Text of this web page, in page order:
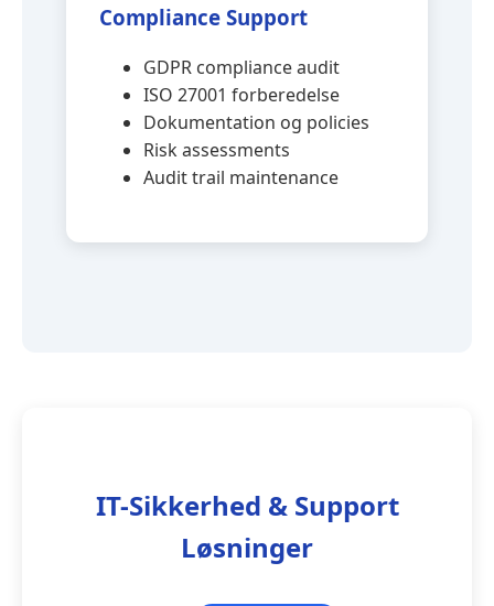
Compliance Support
GDPR compliance audit
ISO 27001 forberedelse
Dokumentation og policies
Risk assessments
Audit trail maintenance
IT-Sikkerhed & Support
Løsninger